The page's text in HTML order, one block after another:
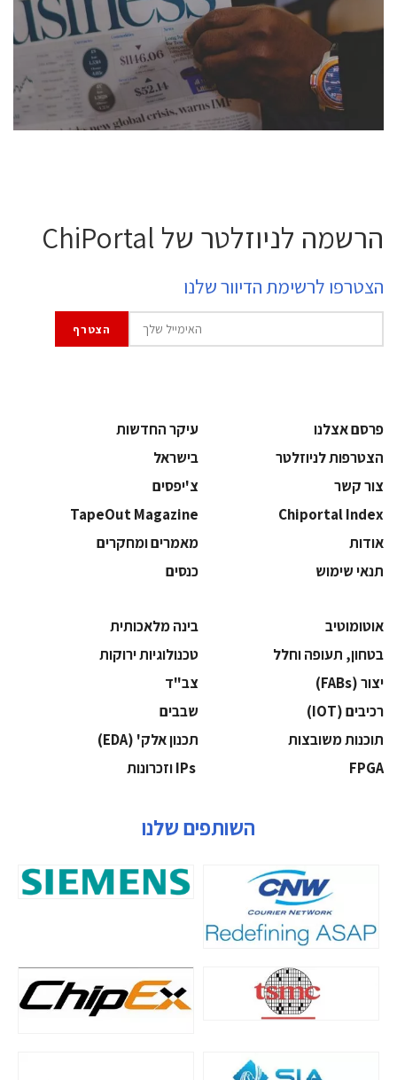
semiconductor industry, including engineers,
professional experts, and senior executives.
לחץ לפרטים
הרשמה לניוזלטר של ChiPortal
הצטרפו לרשימת הדיוור שלנו
פרסם אצלנו
עיקר החדשות
הצטרפות לניוזלטר
בישראל
צור קשר
צ'יפסים
Chiportal Index
TapeOut Magazine
אודות
מאמרים ומחקרים
תנאי שימוש
כנסים
אוטומוטיב
בינה מלאכותית
בטחון, תעופה וחלל
‫טכנולוגיות ירוקות‬
‫יצור (‪(FABs‬‬
‫צב"ד‬
‫רכיבים‬ (IOT)
‫שבבים‬
‫תוכנות משובצות‬
‫תכנון אלק' (‪(EDA‬‬
‫‪FPGA‬‬
השותפים שלנו